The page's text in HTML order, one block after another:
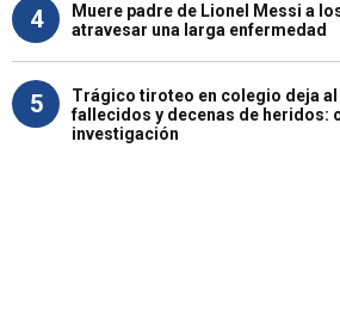
4
Muere padre de Lionel Messi a
atravesar una larga enfermedad
5
Trágico tiroteo en colegio deja
fallecidos y decenas de heridos:
investigación